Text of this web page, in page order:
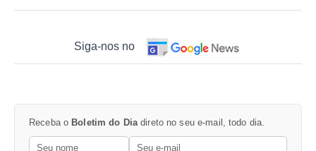
Siga-nos no
Receba o Boletim do Diadireto no seu e-mail, todo dia.